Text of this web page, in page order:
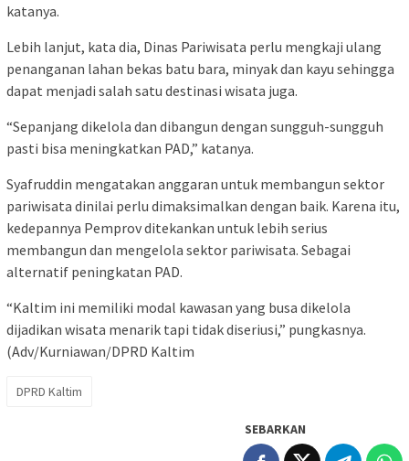
katanya.
Lebih lanjut, kata dia, Dinas Pariwisata perlu mengkaji ulang
penanganan lahan bekas batu bara, minyak dan kayu sehingga
dapat menjadi salah satu destinasi wisata juga.
“Sepanjang dikelola dan dibangun dengan sungguh-sungguh
pasti bisa meningkatkan PAD,” katanya.
Syafruddin mengatakan anggaran untuk membangun sektor
pariwisata dinilai perlu dimaksimalkan dengan baik. Karena itu,
kedepannya Pemprov ditekankan untuk lebih serius
membangun dan mengelola sektor pariwisata. Sebagai
alternatif peningkatan PAD.
“Kaltim ini memiliki modal kawasan yang busa dikelola
dijadikan wisata menarik tapi tidak diseriusi,” pungkasnya.
(Adv/Kurniawan/DPRD Kaltim
DPRD Kaltim
SEBARKAN